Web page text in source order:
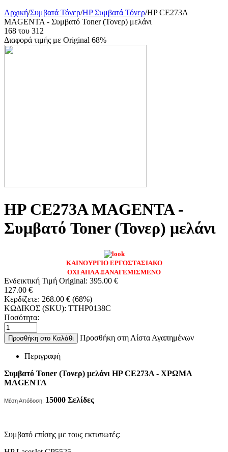
Αρχική/Συμβατά Τόνερ/HP Συμβατά Τόνερ/HP CE273A
MAGENTA - Συμβατό Toner (Τονερ) μελάνι
168 του 312
Διαφορά τιμής με Original 68%
HP CE273A MAGENTA -
Συμβατό Toner (Τονερ) μελάνι
ΚΑΙΝΟΥΡΓΙΟ ΕΡΓΟΣΤΑΣΙΑΚΟ
ΟΧΙ ΑΠΛΑ ΞΑΝΑΓΕΜΙΣΜΕΝΟ
Ενδεικτική Τιμή Original: 395.00 €
127.00 €
Κερδίζετε: 268.00 € (68%)
ΚΩΔΙΚΟΣ (SKU): TTHP0138C
Ποσότητα:
Προσθήκη στο Καλάθι Προσθήκη στη Λίστα Αγαπημένων
Περιγραφή
Συμβατό Toner (Τονερ) μελάνι HP CE273A - ΧΡΩΜΑ
MAGENTA
Μέση Απόδοση: 15000 Σελίδες
Συμβατό επίσης με τους εκτυπωτές: